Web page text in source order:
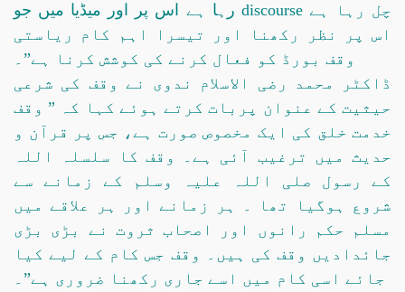
رہا ہے اس پر اور میڈیا میں جو discourse چل رہا ہے
اس پر نظر رکھنا اور تیسرا اہم کام ریاستی
وقف بورڈ کو فعال کرنے کی کوشش کرنا ہے”۔
ڈاکٹر محمد رضی الاسلام ندوی نے وقف کی شرعی
حیثیت کے عنوان پربات کرتے ہوئے کہا کہ ” وقف
خدمت خلق کی ایک مخصوص صورت ہے، جس پر قرآن و
حدیث میں ترغیب آئی ہے۔ وقف کا سلسلہ اللہ
کے رسول صلی اللہ علیہ وسلم کے زمانے سے
شروع ہوگیا تھا ۔ ہر زمانے اور ہر علاقے میں
مسلم حکم رانوں اور اصحاب ثروت نے بڑی بڑی
جائدادیں وقف کی ہیں۔ وقف جس کام کے لیے کیا
جائے اسی کام میں اسے جاری رکھنا ضروری ہے”۔